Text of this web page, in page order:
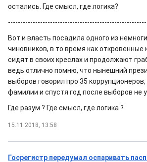
остались. Где смысл, где логика?
Вот и власть посадила одного из
чиновников, в то время как откровенные
сидят в своих креслах и продолжают
ведь отлично помню, что нынешний
выборов говорил про 35
фамилии и спустя год после выборов не
Где разум ? Где смысл, где логика ?
15.11.2018, 13:58
Госрегистр передумал оспаривать